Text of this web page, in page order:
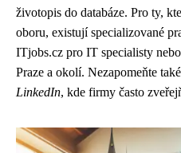
životopis do databáze. Pro ty,
oboru, existují specializované
ITjobs.cz pro IT specialisty
Praze a okolí. Nezapomeňte
LinkedIn, kde firmy často